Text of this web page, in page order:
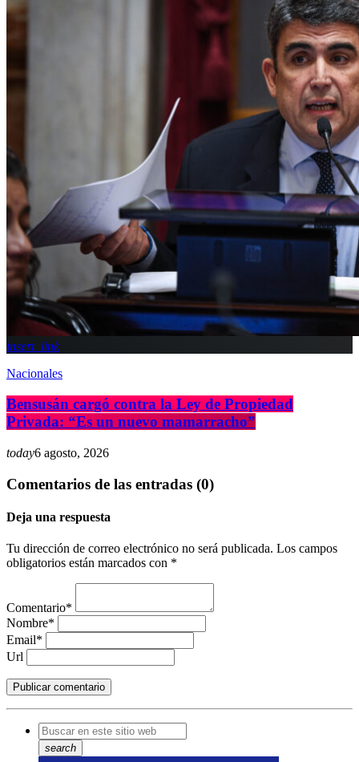
insert_link
Nacionales
Bensusán cargó contra la Ley de Propiedad
Privada: “Es un nuevo mamarracho”
today6 agosto, 2026
Comentarios de las entradas (0)
Deja una respuesta
Tu dirección de correo electrónico no será publicada. Los campos
obligatorios están marcados con *
Comentario*
Nombre*
Email*
Url
search